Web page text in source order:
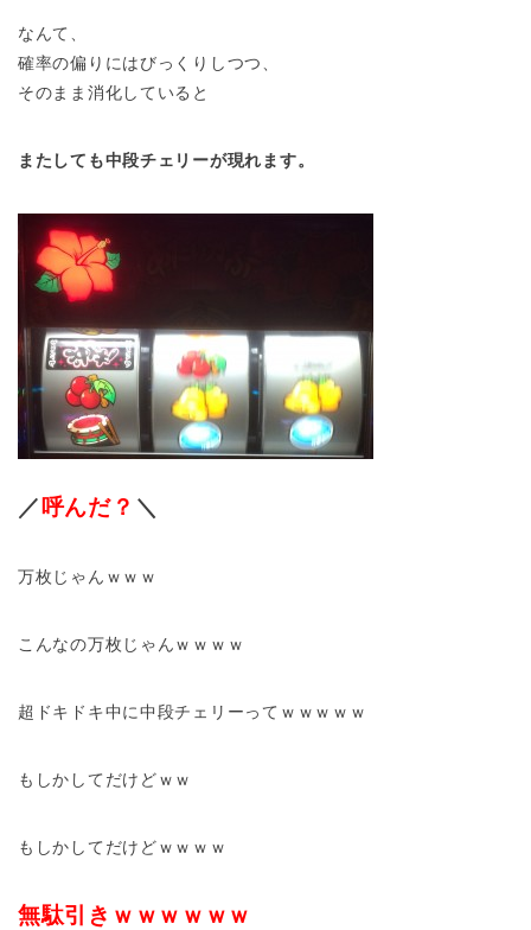
なんて、
確率の偏りにはびっくりしつつ、
そのまま消化していると
またしても中段チェリーが現れます。
／ 呼んだ？ ＼
万枚じゃんｗｗｗ
こんなの万枚じゃんｗｗｗｗ
超ドキドキ中に中段チェリーってｗｗｗｗｗ
もしかしてだけどｗｗ
もしかしてだけどｗｗｗｗ
無駄引きｗｗｗｗｗｗ